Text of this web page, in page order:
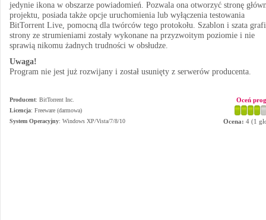
jedynie ikona w obszarze powiadomień. Pozwala ona otworzyć stronę
projektu, posiada także opcje uruchomienia lub wyłączenia testowania
BitTorrent Live, pomocną dla twórców tego protokołu. Szablon i szata
strony ze strumieniami zostały wykonane na przyzwoitym poziomie i nie
sprawią nikomu żadnych trudności w obsłudze.
Uwaga!
Program nie jest już rozwijany i został usunięty z serwerów producenta.
Producent: BitTorrent Inc.
Licencja: Freeware (darmowa)
System Operacyjny: Windows XP/Vista/7/8/10
Oceń
Ocena: 4 (1